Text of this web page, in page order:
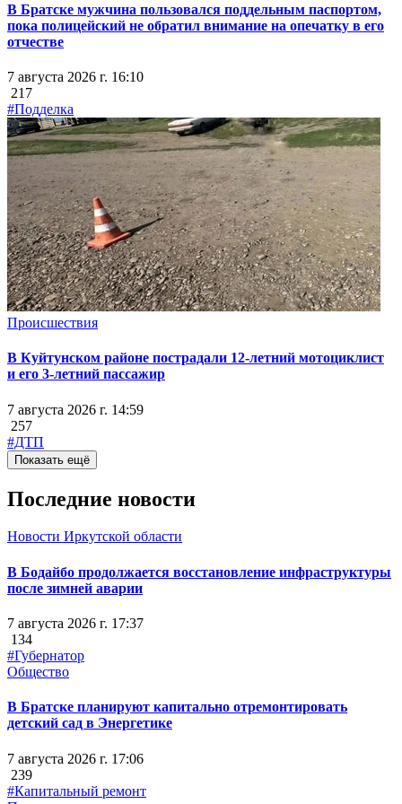
В Братске мужчина пользовался поддельным паспортом,
пока полицейский не обратил внимание на опечатку в его
отчестве
7 августа 2026 г. 16:10
217
#Подделка
Происшествия
В Куйтунском районе пострадали 12-летний мотоциклист
и его 3-летний пассажир
7 августа 2026 г. 14:59
257
#ДТП
Показать ещё
Последние новости
Новости Иркутской области
В Бодайбо продолжается восстановление инфраструктуры
после зимней аварии
7 августа 2026 г. 17:37
134
#Губернатор
Общество
В Братске планируют капитально отремонтировать
детский сад в Энергетике
7 августа 2026 г. 17:06
239
#Капитальный ремонт